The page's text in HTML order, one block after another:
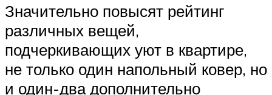
Значительно повысят рейтинг
различных вещей,
подчеркивающих уют в квартире,
не только один напольный ковер, но
и один-два дополнительно